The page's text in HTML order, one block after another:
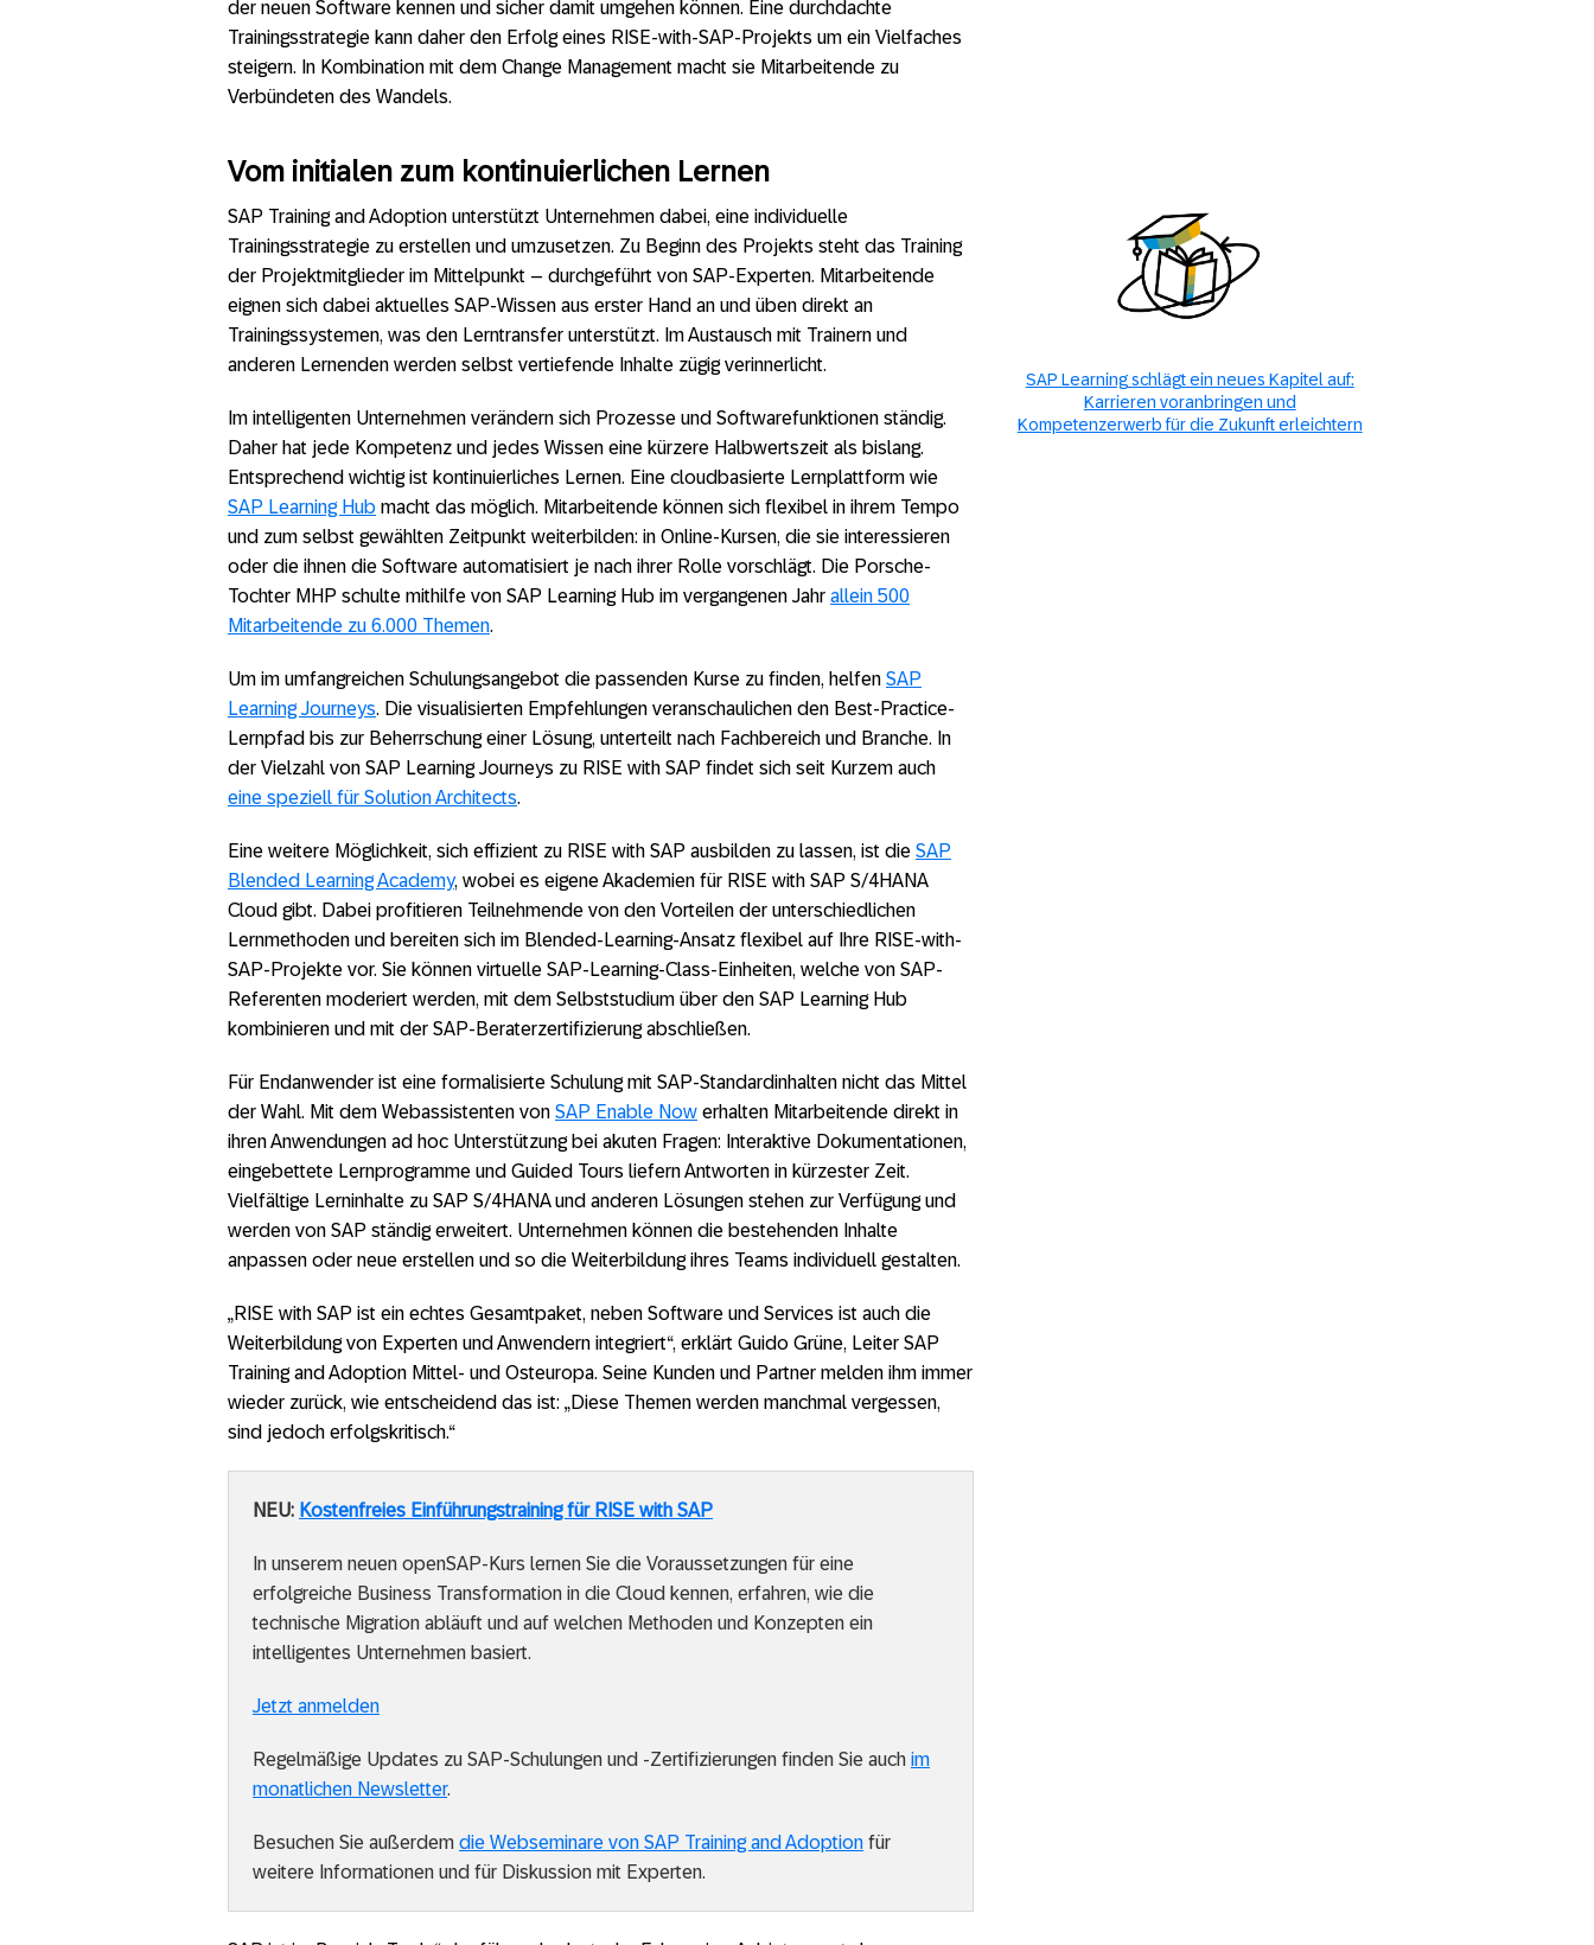
der neuen Software kennen und sicher damit umgehen können. Eine durchdachte
Trainingsstrategie kann daher den Erfolg eines RISE-with-SAP-Projekts um ein Vielfaches
steigern. In Kombination mit dem Change Management macht sie Mitarbeitende zu
Verbündeten des Wandels.
Vom initialen zum kontinuierlichen Lernen
SAP Training and Adoption unterstützt Unternehmen dabei, eine individuelle
Trainingsstrategie zu erstellen und umzusetzen. Zu Beginn des Projekts steht das Training
der Projektmitglieder im Mittelpunkt – durchgeführt von SAP-Experten. Mitarbeitende
eignen sich dabei aktuelles SAP-Wissen aus erster Hand an und üben direkt an
Trainingssystemen, was den Lerntransfer unterstützt. Im Austausch mit Trainern und
anderen Lernenden werden selbst vertiefende Inhalte zügig verinnerlicht.
Im intelligenten Unternehmen verändern sich Prozesse und Softwarefunktionen ständig.
Daher hat jede Kompetenz und jedes Wissen eine kürzere Halbwertszeit als bislang.
Entsprechend wichtig ist kontinuierliches Lernen. Eine cloudbasierte Lernplattform wie
SAP Learning Hub macht das möglich. Mitarbeitende können sich flexibel in ihrem Tempo
und zum selbst gewählten Zeitpunkt weiterbilden: in Online-Kursen, die sie interessieren
oder die ihnen die Software automatisiert je nach ihrer Rolle vorschlägt. Die Porsche-
Tochter MHP schulte mithilfe von SAP Learning Hub im vergangenen Jahr allein 500
Mitarbeitende zu 6.000 Themen.
Um im umfangreichen Schulungsangebot die passenden Kurse zu finden, helfen SAP
Learning Journeys. Die visualisierten Empfehlungen veranschaulichen den Best-Practice-
Lernpfad bis zur Beherrschung einer Lösung, unterteilt nach Fachbereich und Branche. In
der Vielzahl von SAP Learning Journeys zu RISE with SAP findet sich seit Kurzem auch
eine speziell für Solution Architects.
Eine weitere Möglichkeit, sich effizient zu RISE with SAP ausbilden zu lassen, ist die SAP
Blended Learning Academy, wobei es eigene Akademien für RISE with SAP S/4HANA
Cloud gibt. Dabei profitieren Teilnehmende von den Vorteilen der unterschiedlichen
Lernmethoden und bereiten sich im Blended-Learning-Ansatz flexibel auf Ihre RISE-with-
SAP-Projekte vor. Sie können virtuelle SAP-Learning-Class-Einheiten, welche von SAP-
Referenten moderiert werden, mit dem Selbststudium über den SAP Learning Hub
kombinieren und mit der SAP-Beraterzertifizierung abschließen.
Für Endanwender ist eine formalisierte Schulung mit SAP-Standardinhalten nicht das Mittel
der Wahl. Mit dem Webassistenten von SAP Enable Now erhalten Mitarbeitende direkt in
ihren Anwendungen ad hoc Unterstützung bei akuten Fragen: Interaktive Dokumentationen,
eingebettete Lernprogramme und Guided Tours liefern Antworten in kürzester Zeit.
Vielfältige Lerninhalte zu SAP S/4HANA und anderen Lösungen stehen zur Verfügung und
werden von SAP ständig erweitert. Unternehmen können die bestehenden Inhalte
anpassen oder neue erstellen und so die Weiterbildung ihres Teams individuell gestalten.
„RISE with SAP ist ein echtes Gesamtpaket, neben Software und Services ist auch die
Weiterbildung von Experten und Anwendern integriert“, erklärt Guido Grüne, Leiter SAP
Training and Adoption Mittel- und Osteuropa. Seine Kunden und Partner melden ihm immer
wieder zurück, wie entscheidend das ist: „Diese Themen werden manchmal vergessen,
sind jedoch erfolgskritisch.“
NEU: Kostenfreies Einführungstraining für RISE with SAP
In unserem neuen openSAP-Kurs lernen Sie die Voraussetzungen für eine
erfolgreiche Business Transformation in die Cloud kennen, erfahren, wie die
technische Migration abläuft und auf welchen Methoden und Konzepten ein
intelligentes Unternehmen basiert.
Jetzt anmelden
Regelmäßige Updates zu SAP-Schulungen und -Zertifizierungen finden Sie auch im
monatlichen Newsletter.
Besuchen Sie außerdem die Webseminare von SAP Training and Adoption für
weitere Informationen und für Diskussion mit Experten.
SAP Learning schlägt ein neues Kapitel auf:
Karrieren voranbringen und
Kompetenzerwerb für die Zukunft erleichtern